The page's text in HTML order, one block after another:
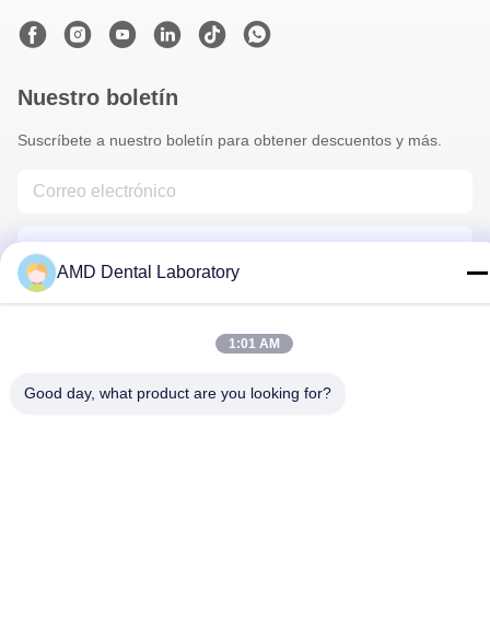
Nuestro boletín
Suscríbete a nuestro boletín para obtener descuentos y más.
AMD Dental Laboratory
1:01 AM
Good day, what product are you looking for?